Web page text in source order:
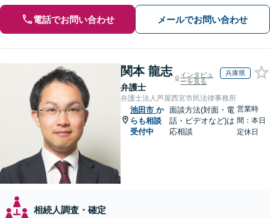
電話でお問い合わせ メールでお問い合わせ
関本 龍志
弁護士
インタビュ
ーを見る
兵庫県
弁護士法人芦屋西宮市民法律事務所
池田市 か
らも相談
受付中
面談方法(対面・電
話・ビデオなど)は
応相談
営業時
間：本日
定休日
相続人調査・確定